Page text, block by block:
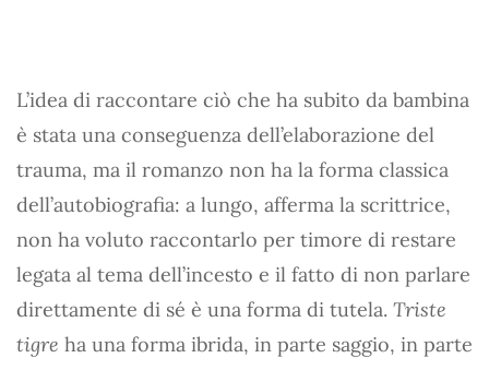
L’idea di raccontare ciò che ha subito da bambina
è stata una conseguenza dell’elaborazione del
trauma, ma il romanzo non ha la forma classica
dell’autobiografia: a lungo, afferma la scrittrice,
non ha voluto raccontarlo per timore di restare
legata al tema dell’incesto e il fatto di non parlare
direttamente di sé è una forma di tutela. Triste
tigre ha una forma ibrida, in parte saggio, in parte